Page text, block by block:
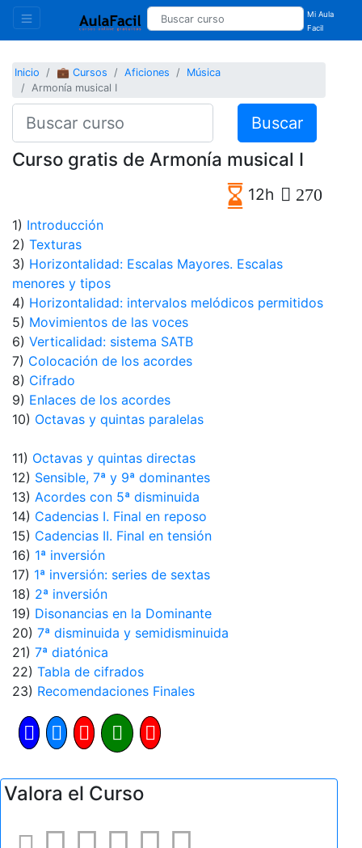
Mi Aula
Facil
Inicio 💼 Cursos Aficiones
Música
Armonía musical I
Buscar
Curso gratis de Armonía musical I
12h 270
1) Introducción
2) Texturas
3) Horizontalidad: Escalas Mayores. Escalas
menores y tipos
4) Horizontalidad: intervalos melódicos permitidos
5) Movimientos de las voces
6) Verticalidad: sistema SATB
7) Colocación de los acordes
8) Cifrado
9) Enlaces de los acordes
10) Octavas y quintas paralelas
11) Octavas y quintas directas
12) Sensible, 7ª y 9ª dominantes
13) Acordes con 5ª disminuida
14) Cadencias I. Final en reposo
15) Cadencias II. Final en tensión
16) 1ª inversión
17) 1ª inversión: series de sextas
18) 2ª inversión
19) Disonancias en la Dominante
20) 7ª disminuida y semidisminuida
21) 7ª diatónica
22) Tabla de cifrados
23) Recomendaciones Finales
Valora el Curso